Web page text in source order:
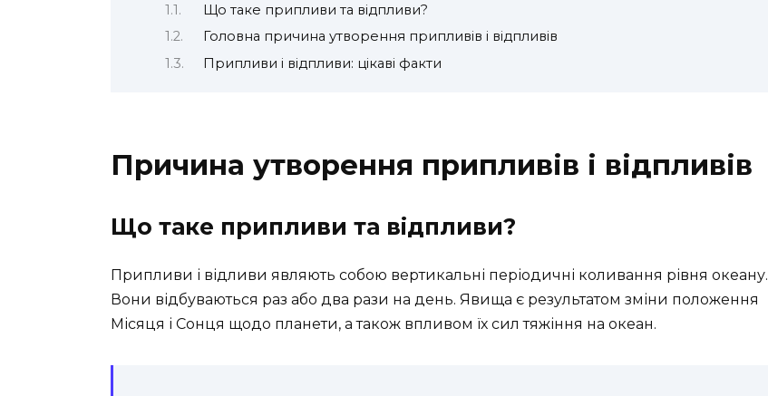
Що таке припливи та відпливи?
Головна причина утворення припливів і відпливів
Припливи і відпливи: цікаві факти
Причина утворення припливів і відпливів
Що таке припливи та відпливи?
Припливи і відливи являють собою вертикальні періодичні коливання рівня океану.
Вони відбуваються раз або два рази на день. Явища є результатом зміни положення
Місяця і Сонця щодо планети, а також впливом їх сил тяжіння на океан.